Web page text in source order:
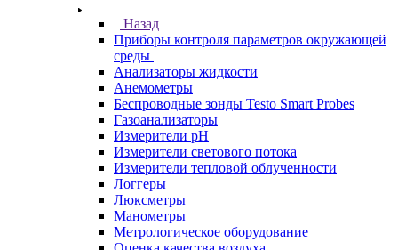
Назад
Приборы контроля параметров окружающей
среды
Анализаторы жидкости
Анемометры
Беспроводные зонды Testo Smart Probes
Газоанализаторы
Измерители pH
Измерители светового потока
Измерители тепловой облученности
Логгеры
Люксметры
Манометры
Метрологическое оборудование